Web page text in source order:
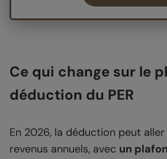
Ce qui change sur le
déduction du PER
En 2026, la déduction peut aller
revenus annuels, avec un